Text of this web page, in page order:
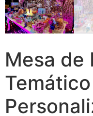
Mesa de